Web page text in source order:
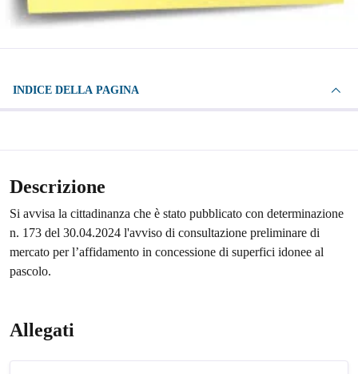
INDICE DELLA PAGINA
Descrizione
Si avvisa la cittadinanza che è stato pubblicato con determinazione
n. 173 del 30.04.2024 l'avviso di consultazione preliminare di
mercato per l’affidamento in concessione di superfici idonee al
pascolo.
Allegati